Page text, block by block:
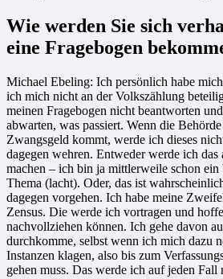
Wie werden Sie sich
eine Fragebogen
Michael Ebeling: Ich persönlich habe
ich mich nicht an der Volkszählung
meinen Fragebogen nicht beantworten
abwarten, was passiert. Wenn die
Zwangsgeld kommt, werde ich dieses
dagegen wehren. Entweder werde ich
machen – ich bin ja mittlerweile schon
Thema (lacht). Oder, das ist
dagegen vorgehen. Ich habe meine
Zensus. Die werde ich vortragen und
nachvollziehen können. Ich gehe davon
durchkomme, selbst wenn ich mich dazu
Instanzen klagen, also bis zum
gehen muss. Das werde ich auf jeden Fall